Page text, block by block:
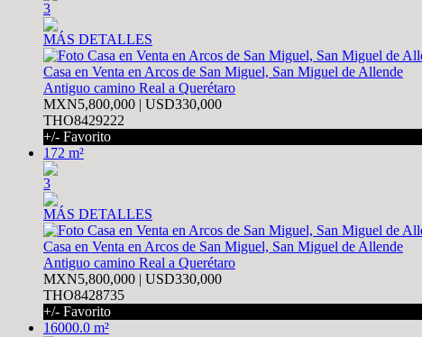
3
MÁS DETALLES
Casa en Venta en Arcos de San Miguel, San Miguel de Allende
Antiguo camino Real a Querétaro
MXN5,800,000 | USD330,000
THO8429222
+/- Favorito
172 m²
3
MÁS DETALLES
Casa en Venta en Arcos de San Miguel, San Miguel de Allende
Antiguo camino Real a Querétaro
MXN5,800,000 | USD330,000
THO8428735
+/- Favorito
16000.0 m²